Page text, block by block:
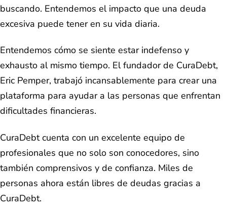
buscando. Entendemos el impacto que una deuda
excesiva puede tener en su vida diaria.
Entendemos cómo se siente estar indefenso y
exhausto al mismo tiempo. El fundador de CuraDebt,
Eric Pemper, trabajó incansablemente para crear una
plataforma para ayudar a las personas que enfrentan
dificultades financieras.
CuraDebt cuenta con un excelente equipo de
profesionales que no solo son conocedores, sino
también comprensivos y de confianza. Miles de
personas ahora están libres de deudas gracias a
CuraDebt.